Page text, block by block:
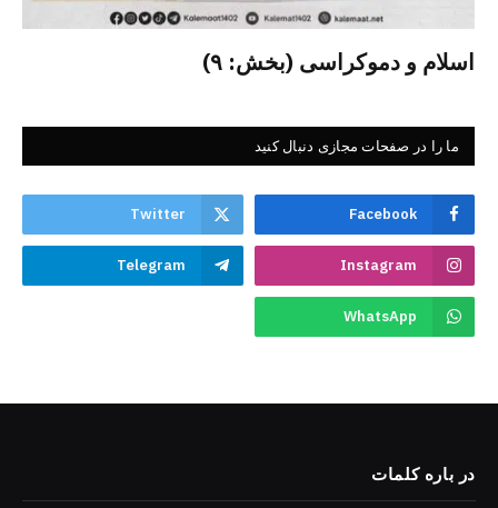
اسلام و دموکراسی (بخش: ۹)
ما را در صفحات مجازی دنبال کنید
Facebook
Twitter
Instagram
Telegram
WhatsApp
در باره کلمات